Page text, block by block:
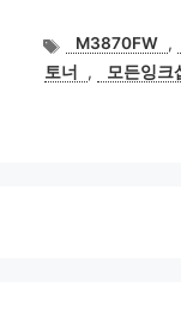
태
그
M3870FW ,
토너
, 모든잉크